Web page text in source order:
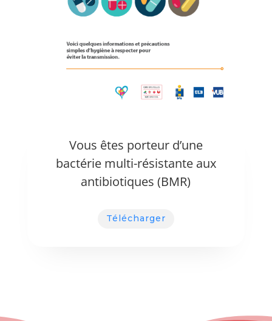
Vous êtes porteur d’une
bactérie multi-résistante aux
antibiotiques (BMR)
Télécharger